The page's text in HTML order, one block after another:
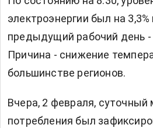
электроэнергии был на
предыдущий рабочий день -
Причина - снижение
большинстве регионов.
Вчера, 2 февраля,
потребления был